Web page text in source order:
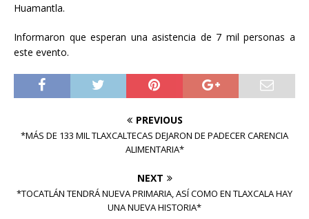
Huamantla.
Informaron que esperan una asistencia de 7 mil personas a
este evento.
PREVIOUS
*MÁS DE 133 MIL TLAXCALTECAS DEJARON DE PADECER CARENCIA
ALIMENTARIA*
NEXT
*TOCATLÁN TENDRÁ NUEVA PRIMARIA, ASÍ COMO EN TLAXCALA HAY
UNA NUEVA HISTORIA*